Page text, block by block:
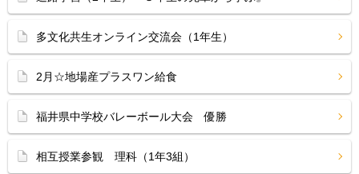
多文化共生オンライン交流会（1年生）
2月☆地場産プラスワン給食
福井県中学校バレーボール大会 優勝
相互授業参観 理科（1年3組）